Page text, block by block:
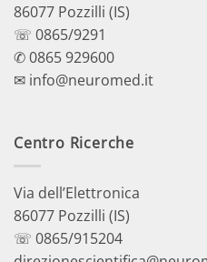
86077 Pozzilli (IS)
☏ 0865/9291
✆ 0865 929600
✉ info@neuromed.it
Centro Ricerche
Via dell’Elettronica
86077 Pozzilli (IS)
☏ 0865/915204